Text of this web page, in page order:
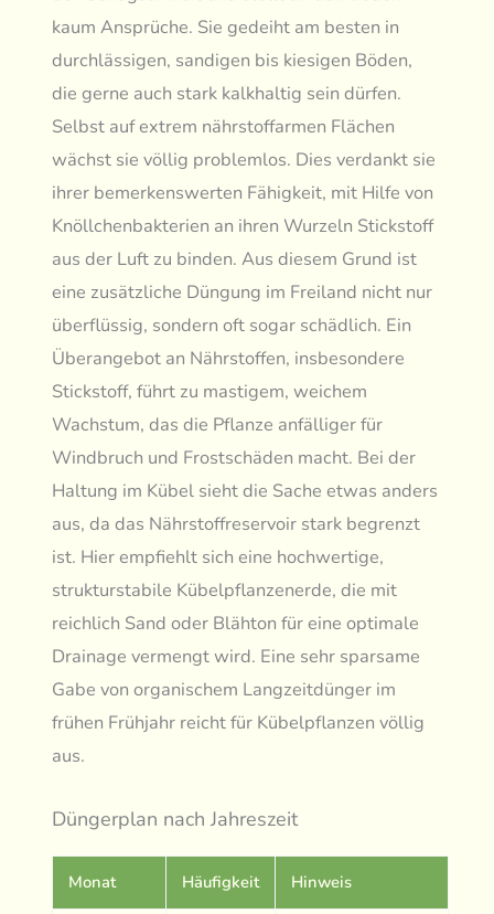
kaum Ansprüche. Sie gedeiht am besten in
durchlässigen, sandigen bis kiesigen Böden,
die gerne auch stark kalkhaltig sein dürfen.
Selbst auf extrem nährstoffarmen Flächen
wächst sie völlig problemlos. Dies verdankt sie
ihrer bemerkenswerten Fähigkeit, mit Hilfe von
Knöllchenbakterien an ihren Wurzeln Stickstoff
aus der Luft zu binden. Aus diesem Grund ist
eine zusätzliche Düngung im Freiland nicht nur
überflüssig, sondern oft sogar schädlich. Ein
Überangebot an Nährstoffen, insbesondere
Stickstoff, führt zu mastigem, weichem
Wachstum, das die Pflanze anfälliger für
Windbruch und Frostschäden macht. Bei der
Haltung im Kübel sieht die Sache etwas anders
aus, da das Nährstoffreservoir stark begrenzt
ist. Hier empfiehlt sich eine hochwertige,
strukturstabile Kübelpflanzenerde, die mit
reichlich Sand oder Blähton für eine optimale
Drainage vermengt wird. Eine sehr sparsame
Gabe von organischem Langzeitdünger im
frühen Frühjahr reicht für Kübelpflanzen völlig
aus.
Düngerplan nach Jahreszeit
Monat Häufigkeit Hinweis